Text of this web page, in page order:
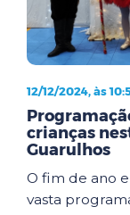
12/12/2024, às
crianças
Guarulhos
O fim de ano
vasta